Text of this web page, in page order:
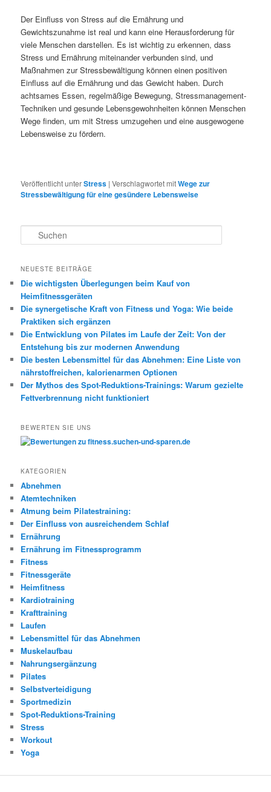
Der Einfluss von Stress auf die Ernährung und
Gewichtszunahme ist real und kann eine Herausforderung für
viele Menschen darstellen. Es ist wichtig zu erkennen, dass
Stress und Ernährung miteinander verbunden sind, und
Maßnahmen zur Stressbewältigung können einen positiven
Einfluss auf die Ernährung und das Gewicht haben. Durch
achtsames Essen, regelmäßige Bewegung, Stressmanagement-
Techniken und gesunde Lebensgewohnheiten können Menschen
Wege finden, um mit Stress umzugehen und eine ausgewogene
Lebensweise zu fördern.
Veröffentlicht unterStress |Verschlagwortet mitWege zur
Stressbewältigung für eine gesündere Lebensweise
u
h
n
NEUESTE BEITRÄGE
Die wichtigsten Überlegungen beim Kauf von
Heimfitnessgeräten
Die synergetische Kraft von Fitness und Yoga: Wie beide
Praktiken sich ergänzen
Die Entwicklung von Pilates im Laufe der Zeit: Von der
Entstehung bis zur modernen Anwendung
Die besten Lebensmittel für das Abnehmen: Eine Liste von
nährstoffreichen, kalorienarmen Optionen
Der Mythos des Spot-Reduktions-Trainings: Warum gezielte
Fettverbrennung nicht funktioniert
BEWERTEN SIE UNS
KATEGORIEN
Abnehmen
Atemtechniken
Atmung beim Pilatestraining:
Der Einfluss von ausreichendem Schlaf
Ernährung
Ernährung im Fitnessprogramm
Fitness
Fitnessgeräte
Heimfitness
Kardiotraining
Krafttraining
Laufen
Lebensmittel für das Abnehmen
Muskelaufbau
Nahrungsergänzung
Pilates
Selbstverteidigung
Sportmedizin
Spot-Reduktions-Training
Stress
Workout
Yoga